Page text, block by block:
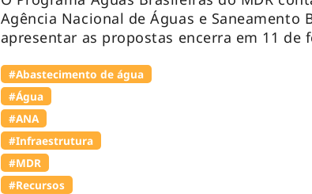
Agência Nacional de Águas e Saneamento
apresentar as propostas encerra em 11 de
#Abastecimento de água
#Água
#ANA
#Infraestrutura
#MDR
#Recursos